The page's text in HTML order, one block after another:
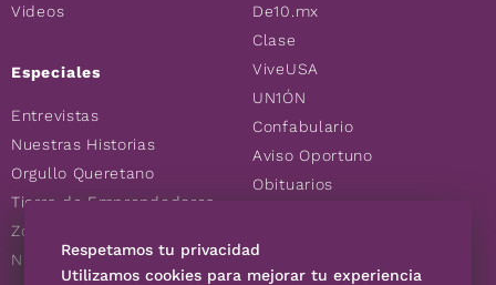
Videos
Especiales
Entrevistas
Nuestras Historias
Orgullo Queretano
Tierra de Emprendedores
Zoociales
Nuevos Queretanos
De10.mx
Clase
ViveUSA
UN1ÓN
Confabulario
Aviso Oportuno
Obituarios
Consultas
Respetamos tu privacidad
Utilizamos cookies para mejorar tu experiencia